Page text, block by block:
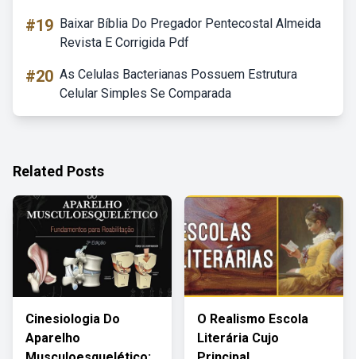
#19 Baixar Bíblia Do Pregador Pentecostal Almeida
Revista E Corrigida Pdf
#20 As Celulas Bacterianas Possuem Estrutura
Celular Simples Se Comparada
Related Posts
Cinesiologia Do
Aparelho
O Realismo Escola
Literária Cujo